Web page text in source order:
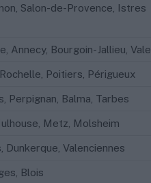
Salon-de-Provence, Istres
Annecy, Bourgoin-Jallieu,
Poitiers, Périgueux
Perpignan, Balma, Tarbes
Metz, Molsheim
Dunkerque, Valenciennes
Blois